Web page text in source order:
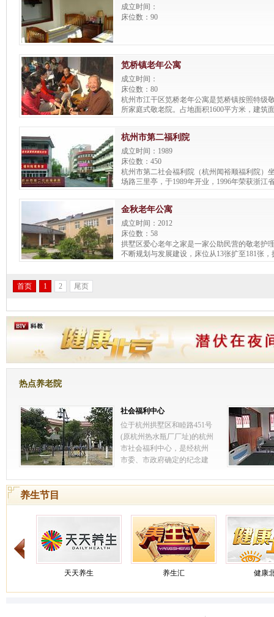
成立时间：
床位数：90
笕桥镇老年公寓
成立时间：
床位数：80
杭州市江干区笕桥老年公寓是笕桥镇按照特级
所家庭式敬老院。占地面积1600平方米，建筑
内环境优美，清雅。有锻炼场、食堂、娱乐室
餐饮厅、豪华标准房间，房间有独立卫生间、
器、席梦思床、豪华衣柜、床柜等设施。
杭州市第二福利院
成立时间：1989
床位数：450
杭州市第二社会福利院（杭州闻裕顺福利院）
场路三里亭，于1989年开业，1996年荣获浙江
单位称号，2002年度被评为杭州市文明单位，
ISO9001：2000标准质量体系的认证工作。
金秋老年公寓
成立时间：2012
床位数：58
拱墅区爱心老年之家是一家公助民营的敬老护
不断规划与发展建设，床位从13张扩至181张
年之家（上塘街道总院）和拱墅区金秋老人公
首页
1 2 尾页
热点养老院
社会福利中心
位于杭州拱墅区和睦路451号
(原杭州热水瓶厂厂址)的杭州
市社会福利中心，是经杭州
市委、市政府确定的纪念建
1999年市政府为民办实事工
养生节目
天天养生 养生汇 健康